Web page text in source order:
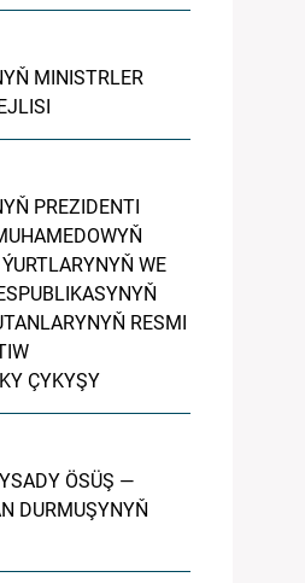
MINISTRLER
PREZIDENTI
WE
RESMI
ÇYKYŞY
ÖSÜŞ —
DURMUŞYNYŇ